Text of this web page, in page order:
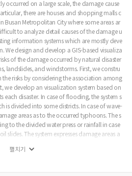
occurred on a large scale, the damage cause
there are houses and shopping malls c
Busan Metropolitan City where some areas ar
to analyze detail causes of the damage u
information systems which are mostly deve
We design and develop a GIS-based visualiza
of the damage occurred by natural disaster
landslides, and windstorms. First, we constru
risks by considering the association among
we develop an visualization system based on
each disaster. In case of flooding, the system s
is divided into some districts. In case of wave-
areas as to the occurred typhoons. The s
to the divided water press or rainfall in case
slides. The system expresses damage areas a
to realize dangerous areas in case a simi
hazard maps based on the damage history r
펼치기